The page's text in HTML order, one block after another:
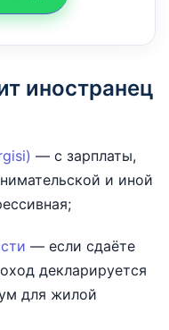
иностранец
— с зарплаты,
и иной
— если сдаёте
декларируется
для жилой